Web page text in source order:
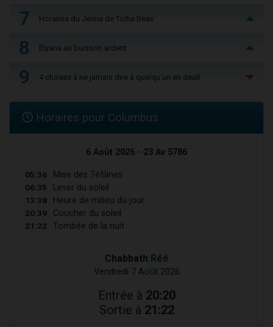
7 Horaires du Jeûne de Ticha Béav
8 Elyana au buisson ardent
9 4 choses à ne jamais dire à quelqu'un en deuil
Horaires pour Columbus
6 Août 2026 - 23 Av 5786
05:36 Mise des Téfilines
06:35 Lever du soleil
13:38 Heure de milieu du jour
20:39 Coucher du soleil
21:22 Tombée de la nuit
Chabbath Réé
Vendredi 7 Août 2026
Entrée à 20:20
Sortie à 21:22